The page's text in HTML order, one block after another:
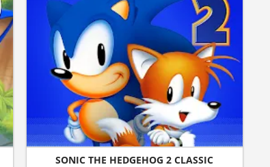
SONIC THE HEDGEHOG 2 CLASSIC